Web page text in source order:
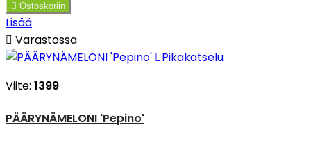
 Ostoskoriin
Lisää
 Varastossa
Pikakatselu
Viite: 1399
PÄÄRYNÄMELONI 'Pepino'